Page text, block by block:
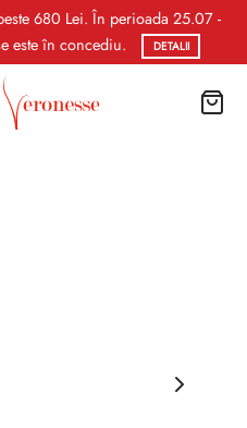
680 Lei. În perioada 25.07 -
este în concediu.
DETALII